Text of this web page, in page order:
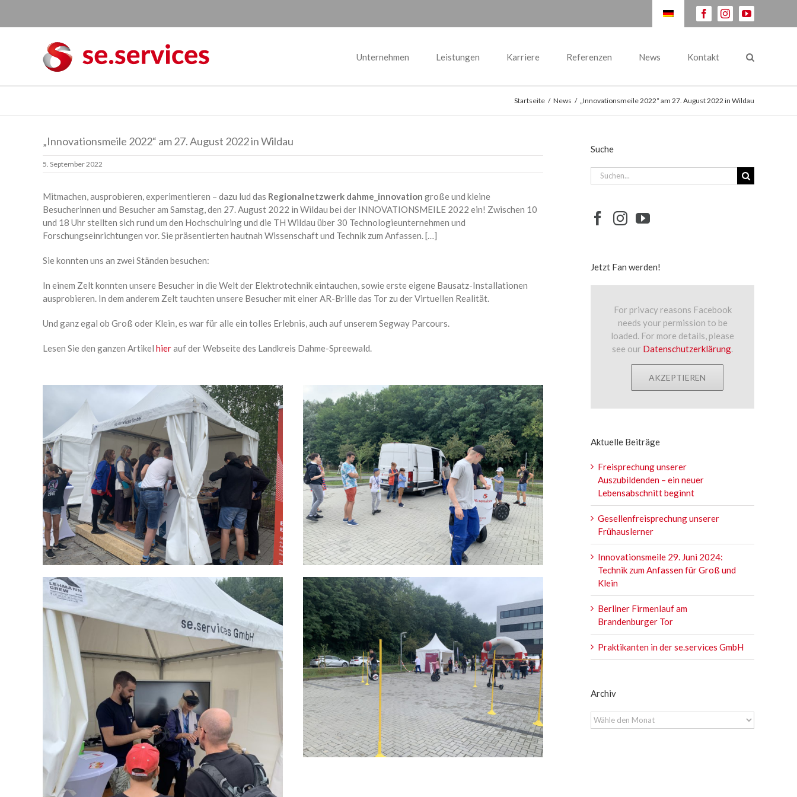
facebookinstagramyoutube
Unternehmen Leistungen Karriere Referenzen News Kontakt
Startseite / News / „Innovationsmeile 2022“ am 27. August 2022 in Wildau
„Innovationsmeile 2022“ am 27. August 2022 in Wildau
5. September 2022
Mitmachen, ausprobieren, experimentieren – dazu lud das Regionalnetzwerk dahme_innovation große und kleine
Besucherinnen und Besucher am Samstag, den 27. August 2022 in Wildau bei der INNOVATIONSMEILE 2022 ein! Zwischen 10
und 18 Uhr stellten sich rund um den Hochschulring und die TH Wildau über 30 Technologieunternehmen und
Forschungseinrichtungen vor. Sie präsentierten hautnah Wissenschaft und Technik zum Anfassen. […]
Sie konnten uns an zwei Ständen besuchen:
In einem Zelt konnten unsere Besucher in die Welt der Elektrotechnik eintauchen, sowie erste eigene Bausatz-Installationen
ausprobieren. In dem anderem Zelt tauchten unsere Besucher mit einer AR-Brille das Tor zu der Virtuellen Realität.
Und ganz egal ob Groß oder Klein, es war für alle ein tolles Erlebnis, auch auf unserem Segway Parcours.
Lesen Sie den ganzen Artikel hierauf der Webseite des Landkreis Dahme-Spreewald.
Suche
Suche
nach:
Jetzt Fan werden!
For privacy reasons Facebook
needs your permission to be
loaded. For more details, please
see our Datenschutzerklärung.
AKZEPTIEREN
Aktuelle Beiträge
Freisprechung unserer
Auszubildenden – ein neuer
Lebensabschnitt beginnt
Gesellenfreisprechung unserer
Frühauslerner
Innovationsmeile 29. Juni 2024:
Technik zum Anfassen für Groß und
Klein
Berliner Firmenlauf am
Brandenburger Tor
Praktikanten in der se.services GmbH
Archiv
Archiv